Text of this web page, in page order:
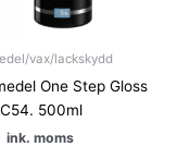
vax/lackskydd
One Step Gloss
500ml
ink. moms